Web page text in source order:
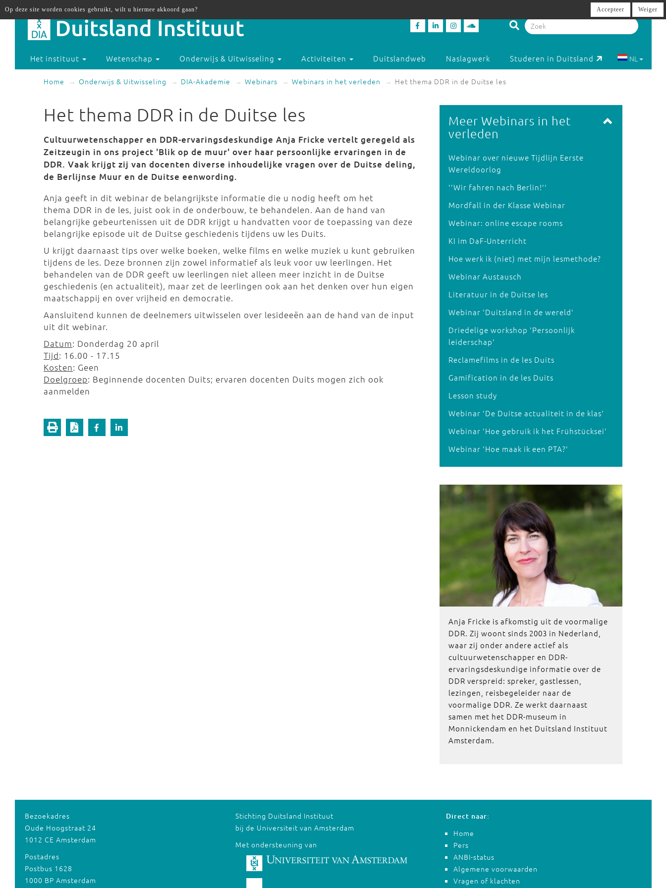
Het instituut Wetenschap Onderwijs & Uitwisseling Activiteiten Duitslandweb Naslagwerk Studeren in Duitsland NL
Home Onderwijs & Uitwisseling DIA-Akademie Webinars Webinars in het verleden Het thema DDR in de Duitse les
Het thema DDR in de Duitse les
Cultuurwetenschapper en DDR-ervaringsdeskundige Anja Fricke vertelt geregeld als
Zeitzeugin in ons project 'Blik op de muur' over haar persoonlijke ervaringen in de
DDR. Vaak krijgt zij van docenten diverse inhoudelijke vragen over de Duitse deling,
de Berlijnse Muur en de Duitse eenwording.
Anja geeft in dit webinar de belangrijkste informatie die u nodig heeft om het
thema DDR in de les, juist ook in de onderbouw, te behandelen. Aan de hand van
belangrijke gebeurtenissen uit de DDR krijgt u handvatten voor de toepassing van deze
belangrijke episode uit de Duitse geschiedenis tijdens uw les Duits.
U krijgt daarnaast tips over welke boeken, welke films en welke muziek u kunt gebruiken
tijdens de les. Deze bronnen zijn zowel informatief als leuk voor uw leerlingen. Het
behandelen van de DDR geeft uw leerlingen niet alleen meer inzicht in de Duitse
geschiedenis (en actualiteit), maar zet de leerlingen ook aan het denken over hun eigen
maatschappij en over vrijheid en democratie.
Aansluitend kunnen de deelnemers uitwisselen over lesideeën aan de hand van de input
uit dit webinar.
Datum: Donderdag 20 april
Tijd: 16.00 - 17.15
Kosten: Geen
Doelgroep: Beginnende docenten Duits; ervaren docenten Duits mogen zich ook
aanmelden
Meer Webinars in het
verleden
Webinar over nieuwe Tijdlijn Eerste
Wereldoorlog
''Wir fahren nach Berlin!''
Mordfall in der Klasse Webinar
Webinar: online escape rooms
KI im DaF-Unterricht
Hoe werk ik (niet) met mijn lesmethode?
Webinar Austausch
Literatuur in de Duitse les
Webinar 'Duitsland in de wereld'
Driedelige workshop 'Persoonlijk
leiderschap'
Reclamefilms in de les Duits
Gamification in de les Duits
Lesson study
Webinar 'De Duitse actualiteit in de klas'
Webinar 'Hoe gebruik ik het Frühstücksei'
Webinar 'Hoe maak ik een PTA?'
Anja Fricke is afkomstig uit de voormalige
DDR. Zij woont sinds 2003 in Nederland,
waar zij onder andere actief als
cultuurwetenschapper en DDR-
ervaringsdeskundige informatie over de
DDR verspreid: spreker, gastlessen,
lezingen, reisbegeleider naar de
voormalige DDR. Ze werkt daarnaast
samen met het DDR-museum in
Monnickendam en het Duitsland Instituut
Amsterdam.
Bezoekadres
Oude Hoogstraat 24
1012 CE Amsterdam
Postadres
Postbus 1628
1000 BP Amsterdam
Stichting Duitsland Instituut
bij de Universiteit van Amsterdam
Met ondersteuning van
Direct naar:
Home
Pers
ANBI-status
Algemene voorwaarden
Vragen of klachten
Op deze site worden cookies gebruikt, wilt u hiermee akkoord gaan? Accepteer Weiger